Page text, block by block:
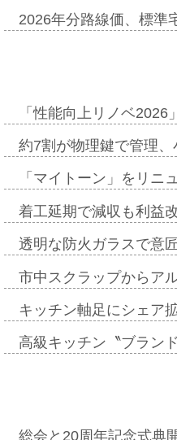
2026年分路線価、標
「性能向上リノベ
約7割が物理鍵で管理
「マイトーン」をリ
着工延期で減収も利益
透明な防火ガラスで意
市中スクラップからア
キッチン軸足にシェア
高級キッチン〝ブラン
総会と20周年記念式典